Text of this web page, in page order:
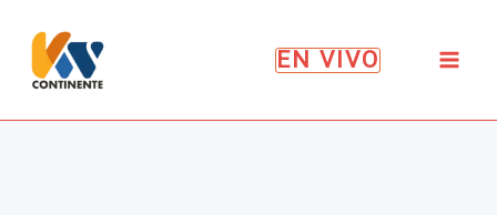
contenido
EN VIVO